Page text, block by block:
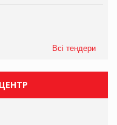
Всі тендери